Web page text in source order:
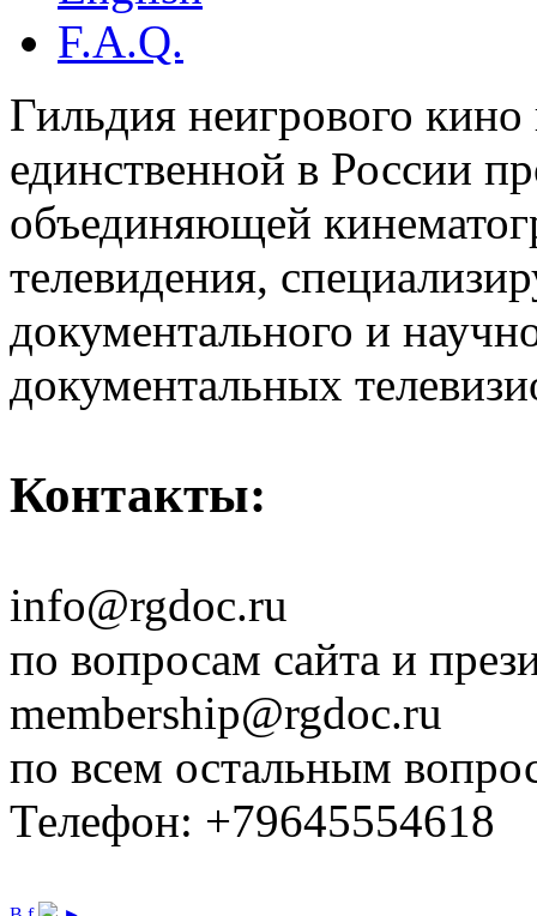
F.A.Q.
Гильдия неигрового кино
единственной в России
объединяющей
телевидения,
документального и
документальных
Контакты:
info@rgdoc.ru
по вопросам сайта и
membership@rgdoc.ru
по всем остальным
Телефон: +79645554618